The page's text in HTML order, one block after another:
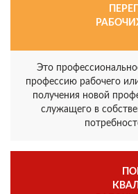
Это
профессию рабочего
получения новой
служащего в